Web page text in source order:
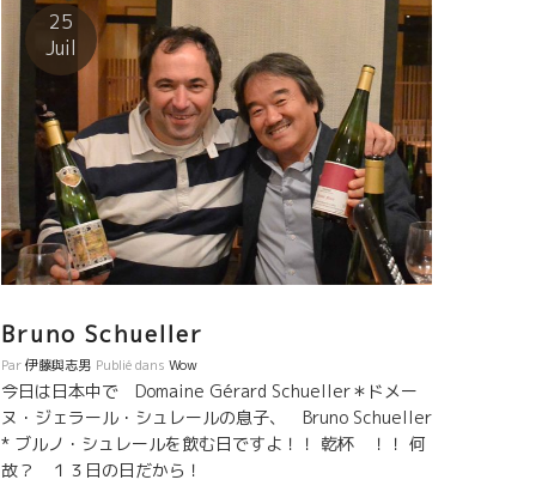
が入口の真正面に陣取っていた。2014,2015年と２年連
続で収穫量が半分以下という厳しい状況の中、１４年産
を３CUVEESを持ってきていた。素晴らしく酸が乗って
スカットしたPINOT BLANC, RIESLING は最高だ。昨
日、ブジーグ村で生牡蠣を３ケース買った。その牡蠣に
合わせたい。 ブルノの横には、がっちりした体格のフ
ィリップ・ヴァレット＊PHILIPPE VALLETTEがいた。体
格と同じようにパワフルなスタイルのシャルドネだ。MR
ムッシュ・ミネラルと呼びたくなる程ミネラリーな素晴
らしいワイン質。 これも、カキに合わせたいシャルドネ
だ。 涙が流れそうになる程の醸造家が集合している。
ラール・ルージュのJEAN FRANCOIS NICK＊ジェン・フ
ランソワ・ニックがいた。昨夜、飲んだSOIF DE MAL白
の１５産があった。何という爽やかな酸なんだ！これが
ルシオンの白！？本当に素晴らしいフレッシュさ。最近
のジャンフランソワのワインは達人の域に入っている。
繊細さ、酸、ミネラル感、何というバランスのとり方だ
25
Juil
Bruno Schueller
Par伊藤與志男 Publié dans Wow
今日は日本中で Domaine Gérard Schueller＊ドメー
ヌ・ジェラール・シュレールの息子、 Bruno Schueller
* ブルノ・シュレールを飲む日ですよ！！ 乾杯 ！！ 何
故？ １３日の日だから！